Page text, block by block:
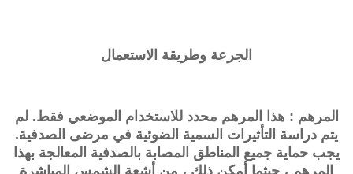
الجرعة وطريقة الاستعمال
المرهم : هذا المرهم محدد للاستخدام الموضعي فقط. لم
يتم دراسة التأثيرات السمية الضوئية في مرضى الصدفية.
يجب حماية جميع المناطق المصابة بالصدفية المعالجة بهذا